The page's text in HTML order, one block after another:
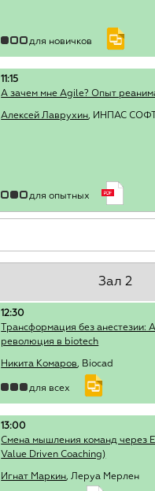
для новичков
11:15
А зачем мне Agile? Опыт
Алексей Лаврухин, ИНПАС СОФТ
для опытных
Зал 2
12:30
Трансформация без анестезии:
революция в biotech
Никита Комаров, Biocad
для всех
13:00
Смена мышления команд через
Value Driven Coaching)
Игнат Маркин, Леруа Мерлен